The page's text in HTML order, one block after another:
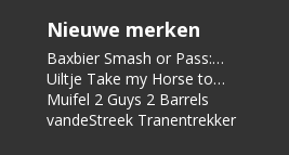
Nieuwe merken
Baxbier Smash or Pass:
Strata
Uiltje Take my Horse to
the Hotel Room
Muifel 2 Guys 2 Barrels
vandeStreek Tranentrekker